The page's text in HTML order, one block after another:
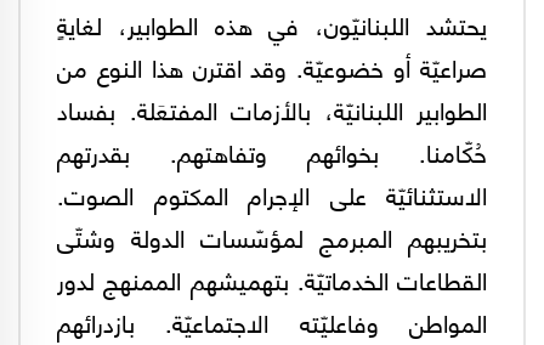
يحتشد اللبنانيّون، في هذه الطوابير، لغايةٍ
صراعيّة أو خضوعيّة. وقد اقترن هذا النوع من
الطوابير اللبنانيّة، بالأزمات المفتعَلة. بفساد
حُكّامنا. بخوائهم وتفاهتهم. بقدرتهم
الاستثنائيّة على الإجرام المكتوم الصوت.
بتخريبهم المبرمج لمؤسّسات الدولة وشتّى
القطاعات الخدماتيّة. بتهميشهم الممنهج لدور
المواطن وفاعليّته الاجتماعيّة. بازدرائهم